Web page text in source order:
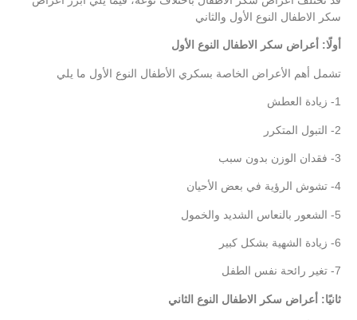
سكر الاطفال النوع الأول والثاني
أولًا: أعراض سكر الاطفال النوع الأول
تشمل أهم الأعراض الخاصة بسكري الأطفال النوع الأول ما يلي
1- زيادة العطش
2- التبول المتكرر
3- فقدان الوزن بدون سبب
4- تشوش الرؤية في بعض الأحيان
5- الشعور بالنعاس الشديد والخمول
6- زيادة الشهية بشكل كبير
7- تغير رائحة نفس الطفل
ثانيًا: أعراض سكر الاطفال النوع الثاني